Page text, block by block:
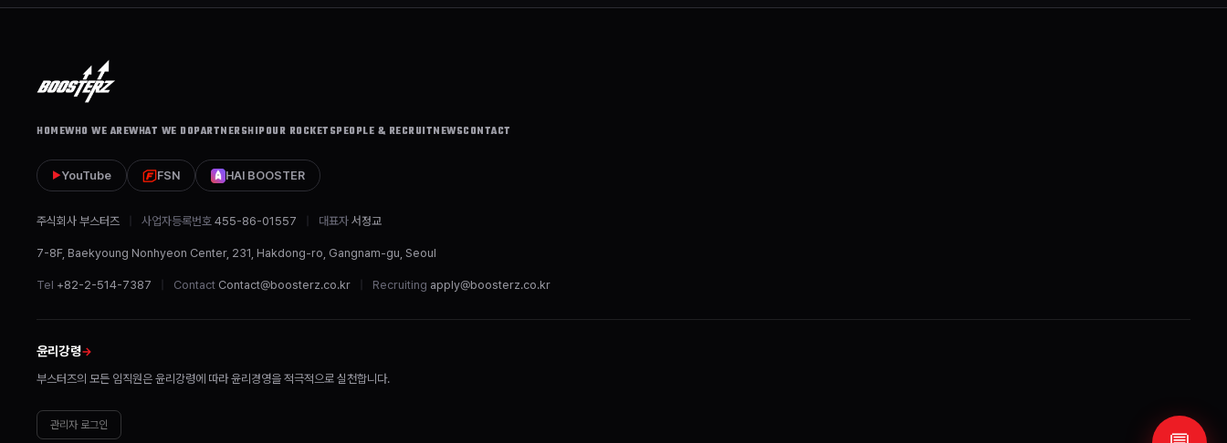
HOMEWHO WE AREWHAT WE DOPARTNERSHIPOUR ROCKETSPEOPLE & RECRUITNEWSCONTACT
▶YouTube FSN HAI BOOSTER
주식회사 부스터즈 사업자등록번호 455-86-01557 대표자 서정교
7-8F, Baekyoung Nonhyeon Center, 231, Hakdong-ro, Gangnam-gu, Seoul
Tel +82-2-514-7387 Contact Contact@boosterz.co.kr Recruiting apply@boosterz.co.kr
윤리강령
부스터즈의 모든 임직원은 윤리강령에 따라 윤리경영을 적극적으로 실천합니다.
관리자 로그인